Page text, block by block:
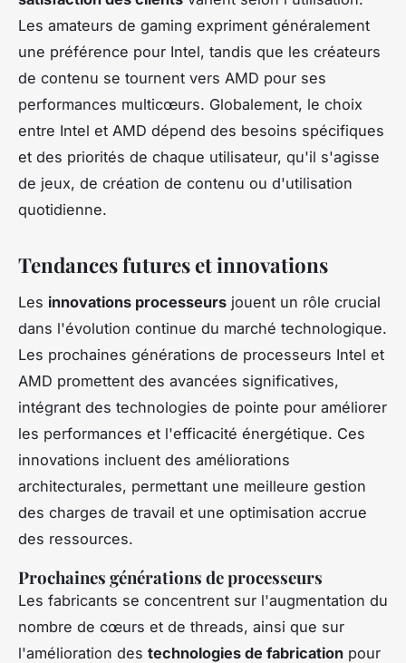
Les amateurs de gaming expriment généralement
une préférence pour Intel, tandis que les créateurs
de contenu se tournent vers AMD pour ses
performances multicœurs. Globalement, le choix
entre Intel et AMD dépend des besoins spécifiques
et des priorités de chaque utilisateur, qu'il s'agisse
de jeux, de création de contenu ou d'utilisation
quotidienne.
Tendances futures et innovations
Les innovations processeurs jouent un rôle crucial
dans l'évolution continue du marché technologique.
Les prochaines générations de processeurs Intel et
AMD promettent des avancées significatives,
intégrant des technologies de pointe pour améliorer
les performances et l'efficacité énergétique. Ces
innovations incluent des améliorations
architecturales, permettant une meilleure gestion
des charges de travail et une optimisation accrue
des ressources.
Prochaines générations de processeurs
Les fabricants se concentrent sur l'augmentation du
nombre de cœurs et de threads, ainsi que sur
l'amélioration des technologies de fabrication pour